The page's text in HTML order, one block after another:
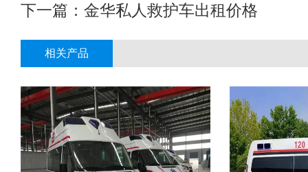
下一篇： 金华私人救护车出租价格
相关产品